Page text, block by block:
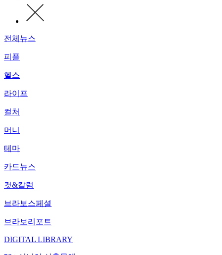
전체뉴스
피플
헬스
라이프
컬처
머니
테마
카드뉴스
컷&칼럼
브라보스페셜
브라보리포트
DIGITAL LIBRARY